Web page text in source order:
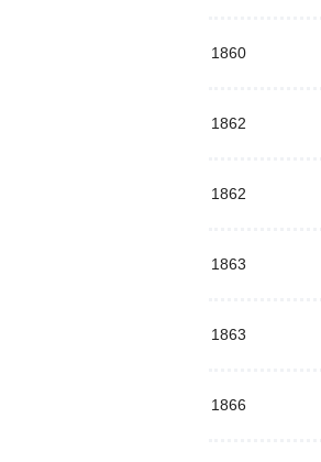
1860
1862
1862
1863
1863
1866